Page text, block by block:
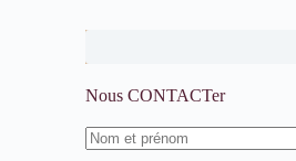
Nous CONTACTer